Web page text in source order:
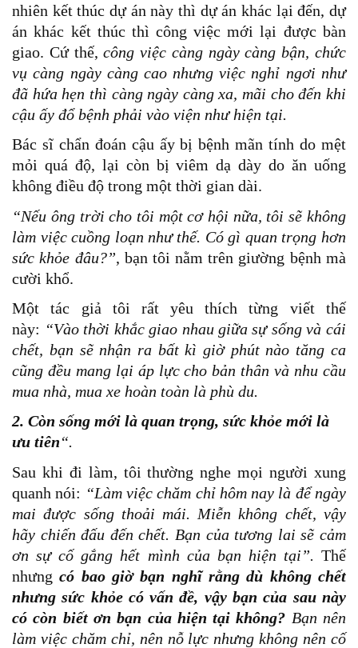
nhiên kết thúc dự án này thì dự án khác lại đến, dự
án khác kết thúc thì công việc mới lại được bàn
giao. Cứ thế,công việc càng ngày càng bận, chức
vụ càng ngày càng cao nhưng việc nghỉ ngơi như
đã hứa hẹn thì càng ngày càng xa, mãi cho đến khi
cậu ấy đổ bệnh phải vào viện như hiện tại.
Bác sĩ chẩn đoán cậu ấy bị bệnh mãn tính do mệt
mỏi quá độ, lại còn bị viêm dạ dày do ăn uống
không điều độ trong một thời gian dài.
“Nếu ông trời cho tôi một cơ hội nữa, tôi sẽ không
làm việc cuồng loạn như thế. Có gì quan trọng hơn
sức khỏe đâu?”, bạn tôi nằm trên giường bệnh mà
cười khổ.
Một tác giả tôi rất yêu thích từng viết thế
này: “Vào thời khắc giao nhau giữa sự sống và cái
chết, bạn sẽ nhận ra bất kì giờ phút nào tăng ca
cũng đều mang lại áp lực cho bản thân và nhu cầu
mua nhà, mua xe hoàn toàn là phù du.
2. Còn sống mới là quan trọng, sức khỏe mới là
ưu tiên“.
Sau khi đi làm, tôi thường nghe mọi người xung
quanh nói: “Làm việc chăm chỉ hôm nay là để ngày
mai được sống thoải mái. Miễn không chết, vậy
hãy chiến đấu đến chết. Bạn của tương lai sẽ cảm
ơn sự cố gắng hết mình của bạn hiện tại”. Thế
nhưngcó bao giờ bạn nghĩ rằng dù không chết
nhưng sức khỏe có vấn đề, vậy bạn của sau này
có còn biết ơn bạn của hiện tại không? Bạn nên
làm việc chăm chỉ, nên nỗ lực nhưng không nên cố